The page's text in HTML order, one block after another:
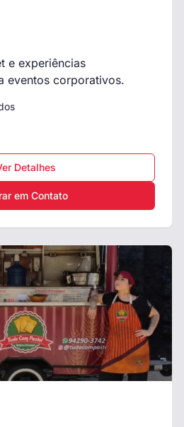
e experiências
eventos corporativos.
Detalhes
em Contato